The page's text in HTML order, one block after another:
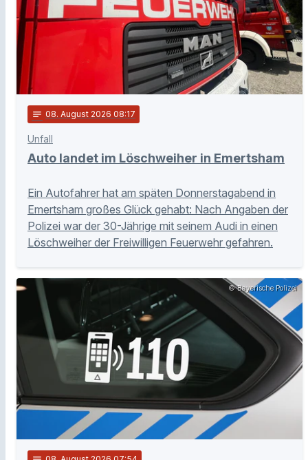
notes 08. August 2026 08:17
Unfall
Auto landet im Löschweiher in Emertsham
Ein Autofahrer hat am späten Donnerstagabend in
Emertsham großes Glück gehabt: Nach Angaben der
Polizei war der 30-Jährige mit seinem Audi in einen
Löschweiher der Freiwilligen Feuerwehr gefahren.
© Bayerische Polizei